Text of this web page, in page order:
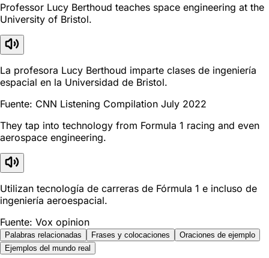
Professor Lucy Berthoud teaches space engineering at the
University of Bristol.
La profesora Lucy Berthoud imparte clases de ingeniería
espacial en la Universidad de Bristol.
Fuente: CNN Listening Compilation July 2022
They tap into technology from Formula 1 racing and even
aerospace engineering.
Utilizan tecnología de carreras de Fórmula 1 e incluso de
ingeniería aeroespacial.
Fuente: Vox opinion
Palabras relacionadas Frases y colocaciones
Oraciones de ejemplo
Ejemplos del mundo real